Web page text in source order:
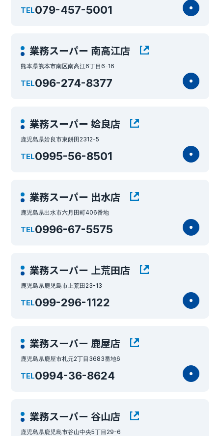
TEL079-457-5001
業務スーパー 南高江店
熊本県熊本市南区南高江6丁目6-16
TEL096-274-8377
業務スーパー 姶良店
鹿児島県姶良市東餅田2312-5
TEL0995-56-8501
業務スーパー 出水店
鹿児島県出水市六月田町406番地
TEL0996-67-5575
業務スーパー 上荒田店
鹿児島県鹿児島市上荒田23-13
TEL099-296-1122
業務スーパー 鹿屋店
鹿児島県鹿屋市札元2丁目3683番地6
TEL0994-36-8624
業務スーパー 谷山店
鹿児島県鹿児島市谷山中央5丁目29-6